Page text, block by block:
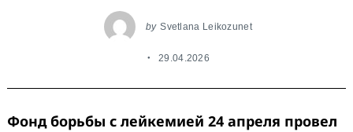
by Svetlana Leikozunet
29.04.2026
Фонд борьбы с лейкемией 24 апреля провел